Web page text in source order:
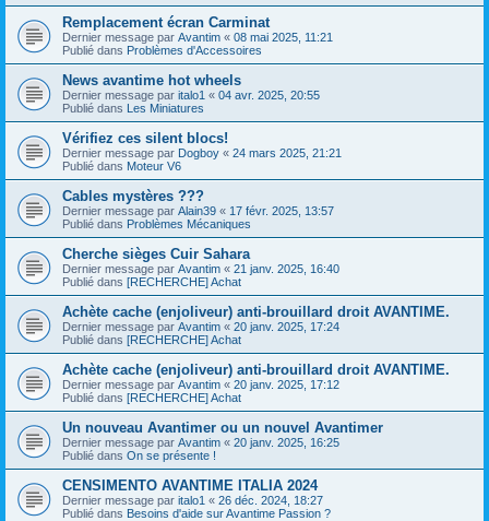
Remplacement écran Carminat
Dernier message par Avantim « 08 mai 2025, 11:21
Publié dans Problèmes d'Accessoires
News avantime hot wheels
Dernier message par italo1 « 04 avr. 2025, 20:55
Publié dans Les Miniatures
Vérifiez ces silent blocs!
Dernier message par Dogboy « 24 mars 2025, 21:21
Publié dans Moteur V6
Cables mystères ???
Dernier message par Alain39 « 17 févr. 2025, 13:57
Publié dans Problèmes Mécaniques
Cherche sièges Cuir Sahara
Dernier message par Avantim « 21 janv. 2025, 16:40
Publié dans [RECHERCHE] Achat
Achète cache (enjoliveur) anti-brouillard droit AVANTIME.
Dernier message par Avantim « 20 janv. 2025, 17:24
Publié dans [RECHERCHE] Achat
Achète cache (enjoliveur) anti-brouillard droit AVANTIME.
Dernier message par Avantim « 20 janv. 2025, 17:12
Publié dans [RECHERCHE] Achat
Un nouveau Avantimer ou un nouvel Avantimer
Dernier message par Avantim « 20 janv. 2025, 16:25
Publié dans On se présente !
CENSIMENTO AVANTIME ITALIA 2024
Dernier message par italo1 « 26 déc. 2024, 18:27
Publié dans Besoins d'aide sur Avantime Passion ?